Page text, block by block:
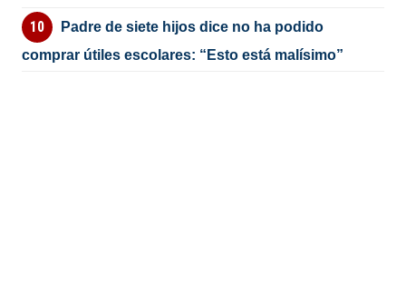
Padre de siete hijos dice no ha podido
comprar útiles escolares: “Esto está malísimo”